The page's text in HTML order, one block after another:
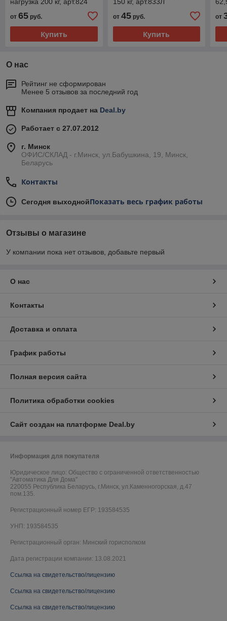
от 65 руб.
Купить
от 45руб.
Купить
от
О нас
Рейтинг не сформирован
Менее 5 отзывов за последний год
Компания продает на Deal.by
Работает с 27.07.2012
г. Минск
ОФИС/СКЛАД - г.Минск, ул.Бабушкина, 19, Минск,
Беларусь
Контакты
Сегодня выходнойПоказать весь график работы
Отзывы о магазине
У компании пока нет отзывов, добавьте первый
О нас
Контакты
Доставка и оплата
График работы
Полная версия сайта
Политика обработки cookies
Сайт создан на платформе Deal.by
Информация для покупателя
Юридическое лицо: Общество с ограниченной ответственностью
"Автоматика Для Дома"
220055 Республика Беларусь, г.Минск, ул.Каменногорская, д.47
пом.135.
Регистрационный номер ЕГР: 193584535
УНП: 193584535
Регистрационный орган: Минский горисполком
Дата регистрации компании: 13.08.2021
Ссылка на свидетельство/лицензию
Ссылка на свидетельство/лицензию
Ссылка на свидетельство/лицензию